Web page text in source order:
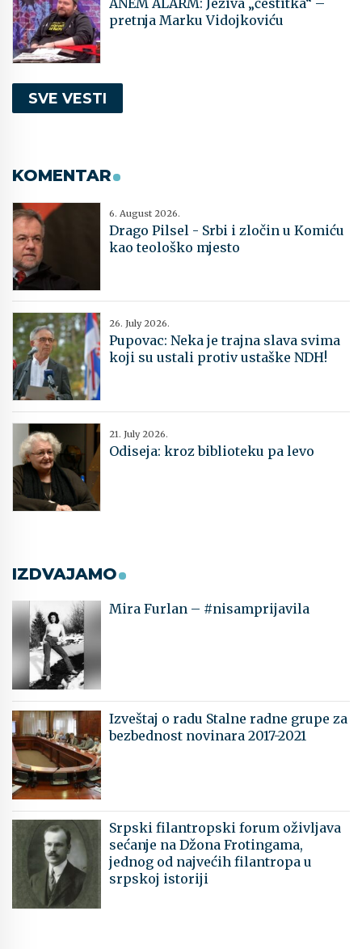
pretnja Marku Vidojkoviću
SVE VESTI
KOMENTAR
6. August 2026.
Drago Pilsel - Srbi i zločin u Komiću
kao teološko mjesto
26. July 2026.
Pupovac: Neka je trajna slava svima
koji su ustali protiv ustaške NDH!
21. July 2026.
Odiseja: kroz biblioteku pa levo
IZDVAJAMO
Mira Furlan – #nisamprijavila
Izveštaj o radu Stalne radne grupe za
bezbednost novinara 2017-2021
Srpski filantropski forum oživljava
sećanje na Džona Frotingama,
jednog od najvećih filantropa u
srpskoj istoriji